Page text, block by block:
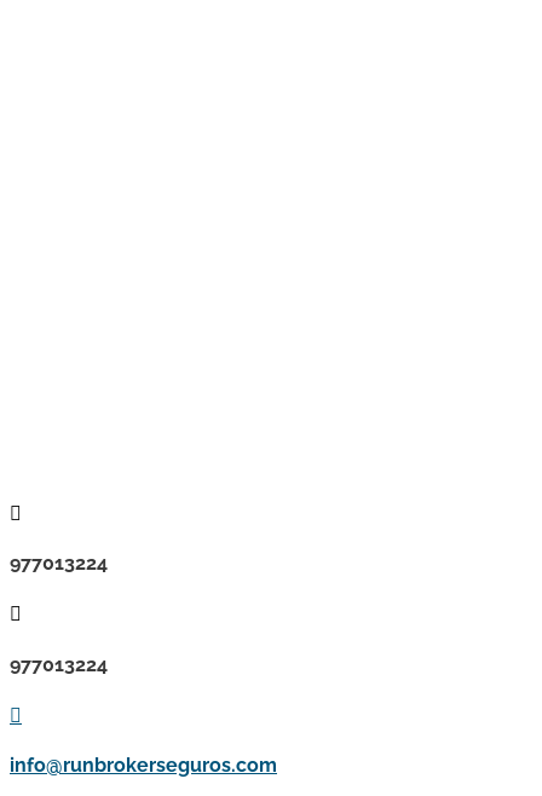

977013224

977013224

info@runbrokerseguros.com